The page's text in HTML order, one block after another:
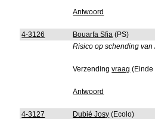
Antwoord
4-3126 Bouarfa Sfia (PS)
Risico op schending van
Verzendingvraag (Einde
Antwoord
4-3127 Dubié Josy (Ecolo)